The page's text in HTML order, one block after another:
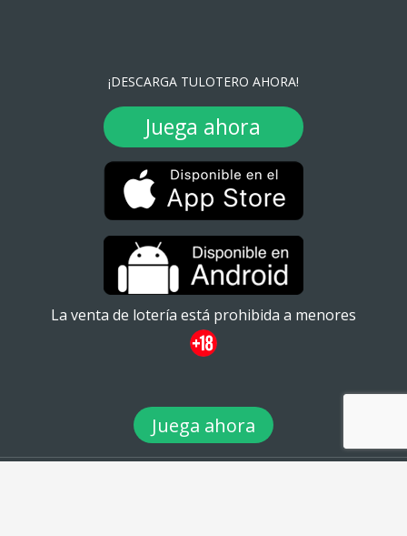
¡DESCARGA TULOTERO AHORA!
Juega ahora
La venta de lotería está prohibida a menores
Juega ahora